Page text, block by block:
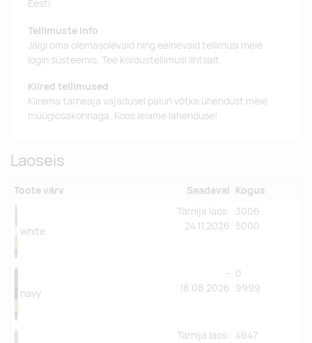
Eesti.
Tellimuste info
Jälgi oma olemasolevaid ning eelnevaid tellimusi meie
login süsteemis. Tee kordustellimusi lihtsalt.
Kiired tellimused
Kiirema tarneaja vajadusel palun võtke ühendust meie
müügiosakonnaga. Koos leiame lahenduse!
Laoseis
Toote värv Saadaval Kogus
white
Tarnija laos:
24.11.2026
3006
5000
navy
-
18.08.2026
0
9999
Tarnija laos: 4647